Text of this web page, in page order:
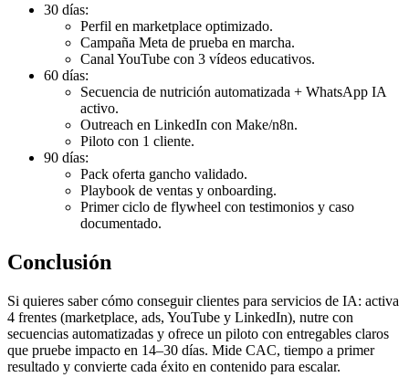
30 días:
Perfil en marketplace optimizado.
Campaña Meta de prueba en marcha.
Canal YouTube con 3 vídeos educativos.
60 días:
Secuencia de nutrición automatizada + WhatsApp IA
activo.
Outreach en LinkedIn con Make/n8n.
Piloto con 1 cliente.
90 días:
Pack oferta gancho validado.
Playbook de ventas y onboarding.
Primer ciclo de flywheel con testimonios y caso
documentado.
Conclusión
Si quieres saber cómo conseguir clientes para servicios de IA: activa
4 frentes (marketplace, ads, YouTube y LinkedIn), nutre con
secuencias automatizadas y ofrece un piloto con entregables claros
que pruebe impacto en 14–30 días. Mide CAC, tiempo a primer
resultado y convierte cada éxito en contenido para escalar.